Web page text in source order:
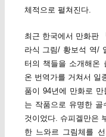
체적으로 펼쳐진다.
최근 한국에서 만화판
라식 그림/ 황보석 역/
터의 책들을 소개해온
온 번역가를 거쳐서 일
품이 94년에 만화로
는 작품으로 유명한
것이었다. 슈피겔만은
한 느와르 그림체를